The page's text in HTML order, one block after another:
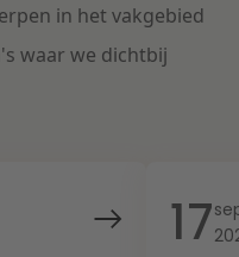
in het vakgebied
waar we dichtbij
17